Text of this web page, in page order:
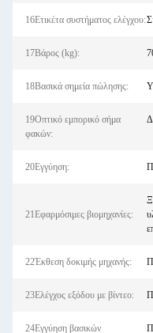
16Ετικέτα συστήματος ελέγχου:
17Βάρος (kg):
18Βασικά σημεία πώλησης:
19Οπτικό εμπορικό σήμα
φακών:
20Εγγύηση:
21Εφαρμόσιμες βιομηχανίες:
22Έκθεση δοκιμής μηχανής:
23Ελέγχος εξόδου με βίντεο:
24Εγγύηση βασικών